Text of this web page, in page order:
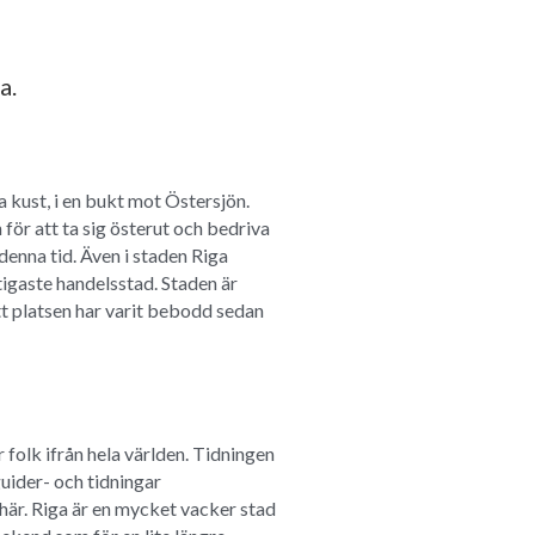
kust, i en bukt mot Östersjön.
för att ta sig österut och bedriva
tid. Även i staden Riga
handelsstad. Staden är
platsen har varit bebodd sedan
ifrån hela världen. Tidningen
och tidningar
Riga är en mycket vacker stad